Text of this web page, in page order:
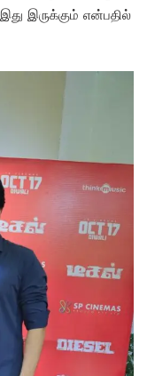
இருக்கும் என்பதில்